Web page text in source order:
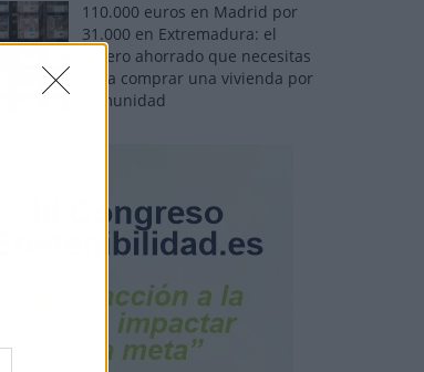
110.000 euros en Madrid por
31.000 en Extremadura: el
dinero ahorrado que necesitas
para comprar una vivienda por
comunidad